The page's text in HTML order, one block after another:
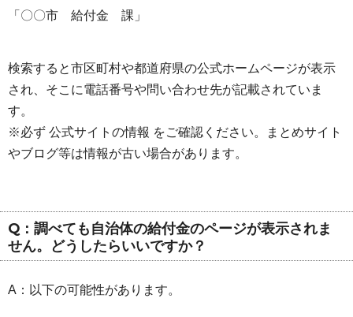
「〇〇市 給付金 課」
検索すると市区町村や都道府県の公式ホームページが表示
され、そこに電話番号や問い合わせ先が記載されていま
す。
※必ず 公式サイトの情報 をご確認ください。まとめサイト
やブログ等は情報が古い場合があります。
Q：調べても自治体の給付金のページが表示されま
せん。どうしたらいいですか？
A：以下の可能性があります。